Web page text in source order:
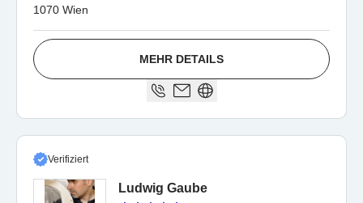
1070 Wien
MEHR DETAILS
Verifiziert
Ludwig Gaube